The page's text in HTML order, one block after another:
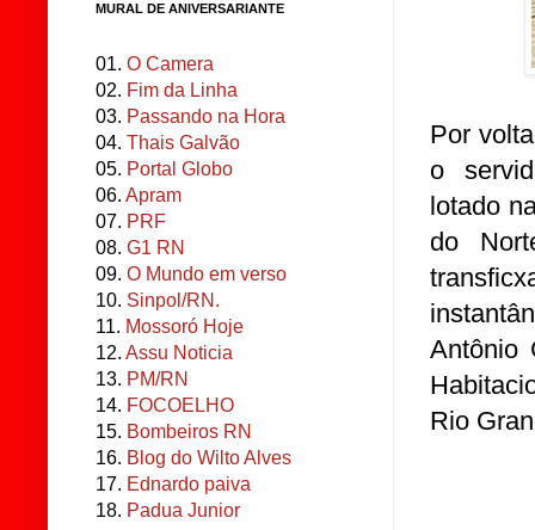
Por
o
lotado
do
Antônio
Rio
MURAL DE ANIVERSARIANTE
01. O Camera
02. Fim da Linha
03. Passando na Hora
04. Thais Galvão
05. Portal Globo
06. Apram
07. PRF
08. G1 RN
09. O Mundo em verso
10. Sinpol/RN.
11. Mossoró Hoje
12. Assu Noticia
13. PM/RN
14. FOCOELHO
15. Bombeiros RN
16. Blog do Wilto Alves
17. Ednardo paiva
18. Padua Junior